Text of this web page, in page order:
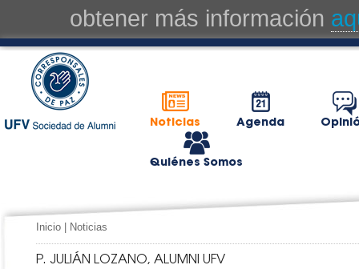
obtener más información
Noticias Agenda
Quiénes Somos
Inicio Noticias
P. JULIÁN LOZANO, ALUMNI UFV